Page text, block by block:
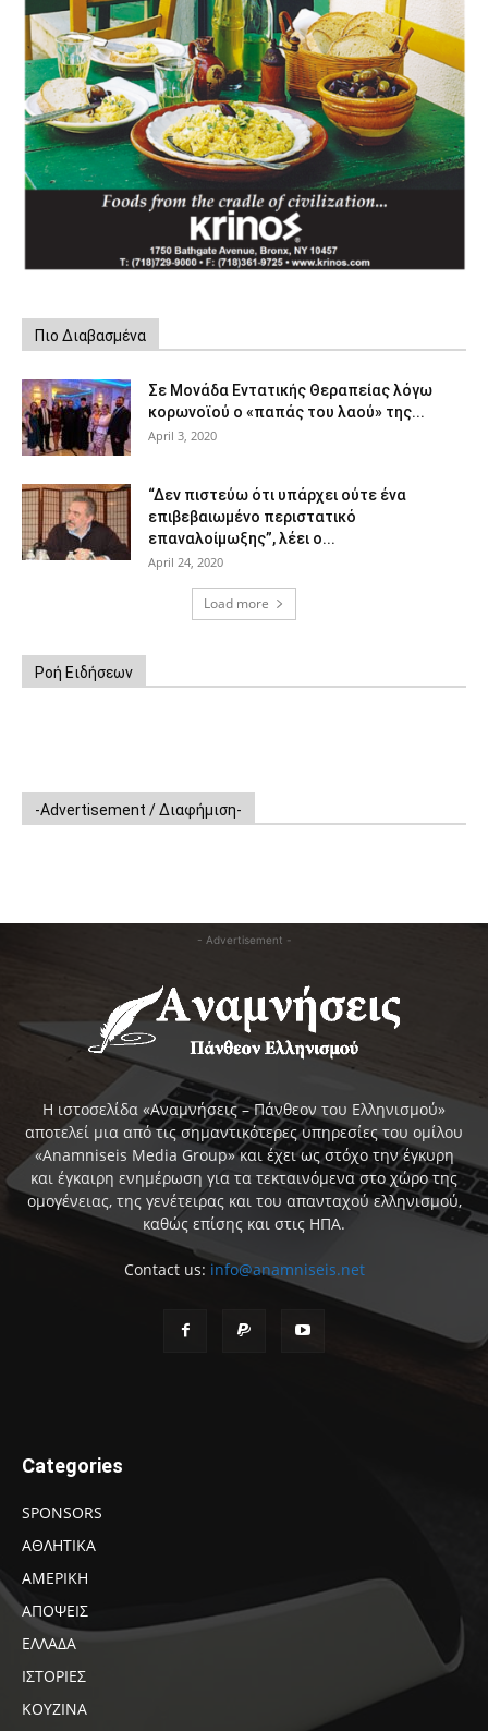
Πιο Διαβασμένα
Σε Μονάδα Εντατικής Θεραπείας λόγω
κορωνοϊού ο «παπάς του λαού» της...
April 3, 2020
“Δεν πιστεύω ότι υπάρχει ούτε ένα
επιβεβαιωμένο περιστατικό
επαναλοίμωξης”, λέει ο...
April 24, 2020
Load more
Ροή Ειδήσεων
-Advertisement / Διαφήμιση-
- Advertisement -
Η ιστοσελίδα «Αναμνήσεις – Πάνθεον του Ελληνισμού»
αποτελεί μια από τις σημαντικότερες υπηρεσίες του ομίλου
«Anamniseis Media Group» και έχει ως στόχο την έγκυρη
και έγκαιρη ενημέρωση για τα τεκταινόμενα στο χώρο της
ομογένειας, της γενέτειρας και του απανταχού ελληνισμού,
καθώς επίσης και στις ΗΠΑ.
Contact us: info@anamniseis.net
Categories
SPONSORS
ΑΘΛΗΤΙΚΑ
ΑΜΕΡΙΚΗ
ΑΠΟΨΕΙΣ
ΕΛΛΑΔΑ
ΙΣΤΟΡΙΕΣ
ΚΟΥΖΙΝΑ